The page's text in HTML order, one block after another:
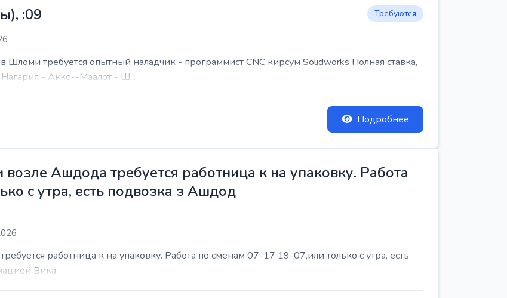
:09 Требуются
Шломи требуется опытный наладчик - программист CNC кирсум Solidworks Полная ставка,
- Акко--Маалот - Ш...
Подробнее
Ашдода требуется работница к на упаковку. Работа
с утра, есть подвозка з Ашдод
работница к на упаковку. Работа по сменам 07-17 19-07,или только с утра, есть
Вика